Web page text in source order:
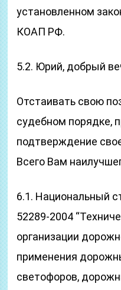
установленном
КОАП РФ.
5.2. Юрий, добрый
Отстаивать свою
судебном порядке,
подтверждение
Всего Вам
6.1. Национальный
52289-2004
организации
применения
светофоров,